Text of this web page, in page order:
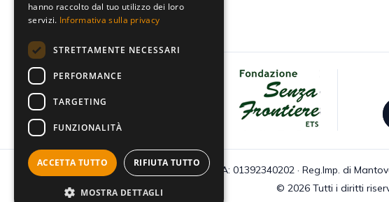
Dona il tuo 5x1000 a Fondazione
C.F e P.IVA: 01392340202 · Reg.Imp. di
© 2026 Tutti i diritti
hanno raccolto dal tuo utilizzo dei loro
servizi. Informativa sulla privacy
STRETTAMENTE NECESSARI
PERFORMANCE
TARGETING
FUNZIONALITÀ
ACCETTA TUTTO RIFIUTA TUTTO
MOSTRA DETTAGLI